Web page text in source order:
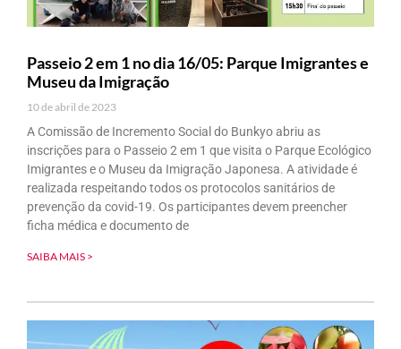
Passeio 2 em 1 no dia 16/05: Parque Imigrantes e
Museu da Imigração
10 de abril de 2023
A Comissão de Incremento Social do Bunkyo abriu as
inscrições para o Passeio 2 em 1 que visita o Parque Ecológico
Imigrantes e o Museu da Imigração Japonesa. A atividade é
realizada respeitando todos os protocolos sanitários de
prevenção da covid-19. Os participantes devem preencher
ficha médica e documento de
SAIBA MAIS >